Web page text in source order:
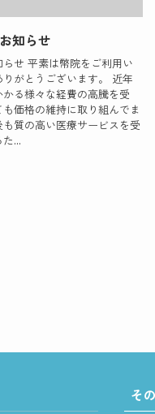
知らせ
せ 平素は幣院をご利用い
がとうございます。 近年
る様々な経費の高騰を受
価格の維持に取り組んでま
質の高い医療サービスを受
...
そ